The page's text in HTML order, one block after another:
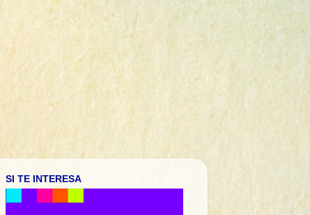
SI TE INTERESA